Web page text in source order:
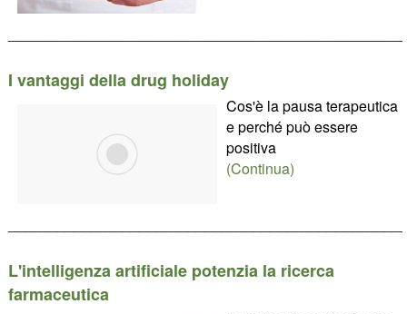
I vantaggi della drug holiday
Cos'è la pausa terapeutica
e perché può essere
positiva
(Continua)
L'intelligenza artificiale potenzia la ricerca
farmaceutica